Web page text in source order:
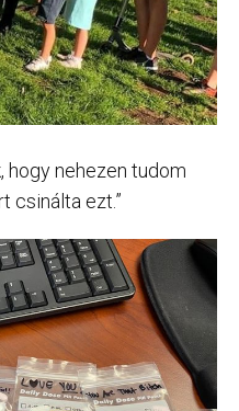
hogy nehezen tudom
csinálta ezt.”